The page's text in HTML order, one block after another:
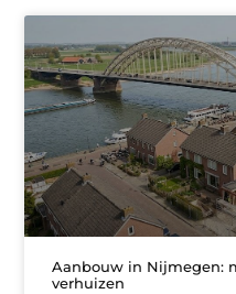
Aanbouw in Nijmegen:
verhuizen